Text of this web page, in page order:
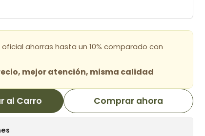
ahorras hasta un 10% comparado con
mejor atención, misma calidad
al Carro Comprar ahora